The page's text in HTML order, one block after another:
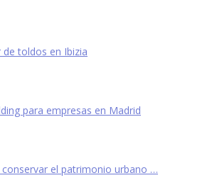
toldos en Ibizia
para empresas en Madrid
conservar el patrimonio urbano …